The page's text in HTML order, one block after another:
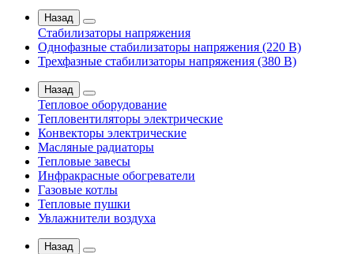
Назад
Стабилизаторы напряжения
Однофазные стабилизаторы напряжения (220 В)
Трехфазные стабилизаторы напряжения (380 В)
Назад
Тепловое оборудование
Тепловентиляторы электрические
Конвекторы электрические
Масляные радиаторы
Тепловые завесы
Инфракрасные обогреватели
Газовые котлы
Тепловые пушки
Увлажнители воздуха
Назад